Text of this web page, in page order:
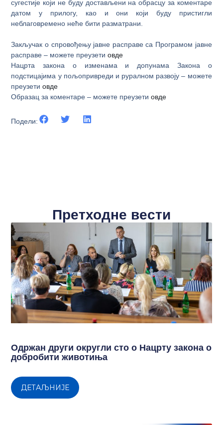
сугестије који не буду достављени на обрасцу за коментаре
датом у прилогу, као и они који буду пристигли
неблаговремено неће бити разматрани.
Закључак о спровођењу јавне расправе са Програмом јавне
расправе – можете преузетиовде
Нацрта закона о изменама и допунама Закона о
подстицајима у пољопривреди и руралном развоју – можете
преузетиовде
Образац за коментаре – можете преузетиовде
Подели:
Претходне вести
Одржан други округли сто о Нацрту закона о
добробити животиња
ДЕТАЉНИЈЕ